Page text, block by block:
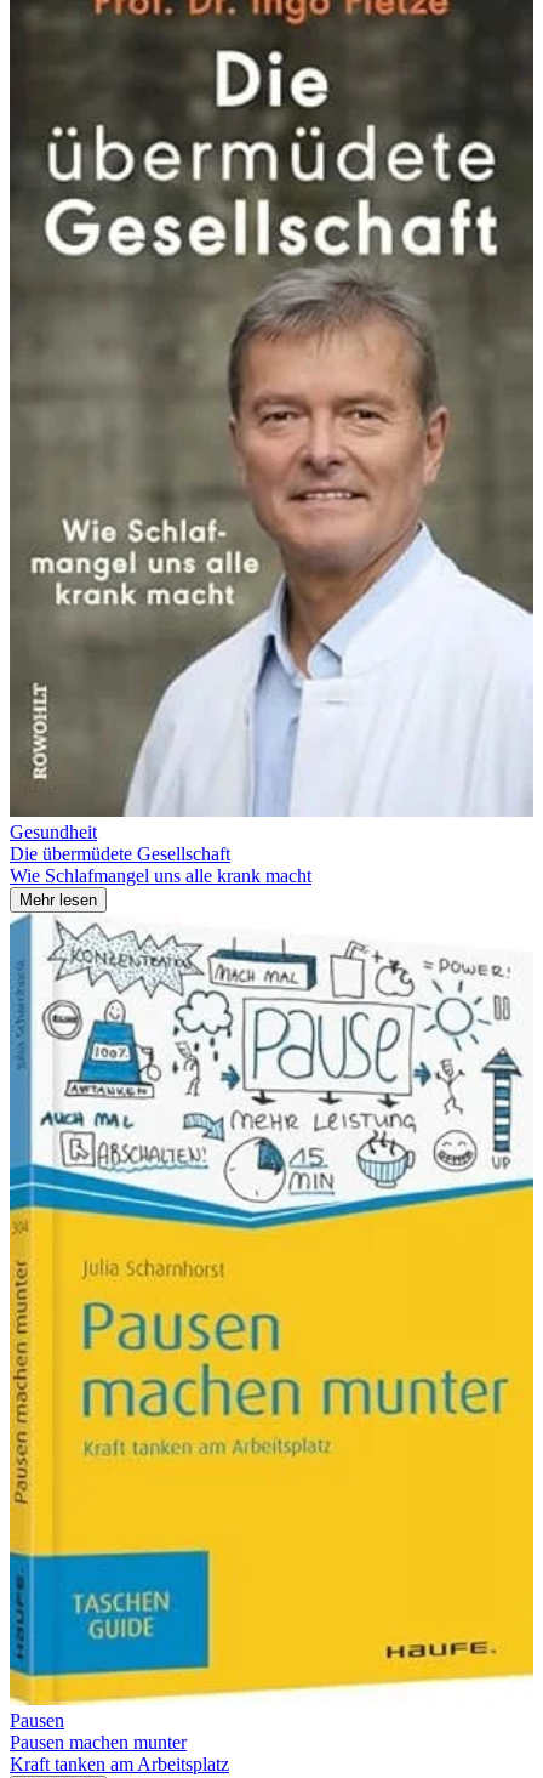
Gesundheit
Die übermüdete Gesellschaft
Wie Schlafmangel uns alle krank macht
Mehr lesen
Pausen
Pausen machen munter
Kraft tanken am Arbeitsplatz